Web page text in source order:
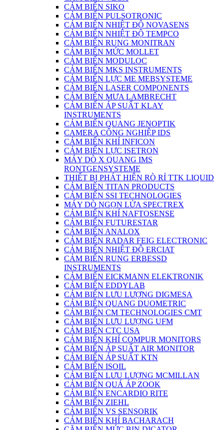
CẢM BIẾN SIKO
CẢM BIẾN PULSOTRONIC
CẢM BIẾN NHIỆT ĐỘ NOVASENS
CẢM BIẾN NHIỆT ĐỘ TEMPCO
CẢM BIẾN RUNG MONITRAN
CẢM BIẾN MỨC MOLLET
CẢM BIẾN MODULOC
CẢM BIẾN MKS INSTRUMENTS
CẢM BIẾN LỰC ME MEBSYSTEME
CẢM BIẾN LASER COMPONENTS
CẢM BIẾN MƯA LAMBRECHT
CẢM BIẾN ÁP SUẤT KLAY
INSTRUMENTS
CẢM BIẾN QUANG JENOPTIK
CAMERA CÔNG NGHIỆP IDS
CẢM BIẾN KHÍ INFICON
CẢM BIẾN LỰC ISETRON
MÁY DÒ X QUANG IMS
RONTGENSYSTEME
THIẾT BỊ PHÁT HIỆN RÒ RỈ TTK LIQUID
CẢM BIẾN TITAN PRODUCTS
CẢM BIẾN SSI TECHNOLOGIES
MÁY DÒ NGỌN LỬA SPECTREX
CẢM BIẾN KHÍ NAFTOSENSE
CẢM BIẾN FUTURESTAR
CẢM BIẾN ANALOX
CẢM BIẾN RADAR FEIG ELECTRONIC
CẢM BIẾN NHIỆT ĐỘ ERCIAT
CẢM BIẾN RUNG ERBESSD
INSTRUMENTS
CẢM BIẾN EICKMANN ELEKTRONIK
CẢM BIẾN EDDYLAB
CẢM BIẾN LƯU LƯỢNG DIGMESA
CẢM BIÊN QUANG DUOMETRIC
CẢM BIẾN CM TECHNOLOGIES CMT
CẢM BIẾN LƯU LƯỢNG UFM
CẢM BIẾN CTC USA
CẢM BIẾN KHÍ COMPUR MONITORS
CẢM BIẾN ÁP SUẤT AIR MONITOR
CẢM BIẾN ÁP SUẤT KTN
CẢM BIẾN ISOIL
CẢM BIẾN LƯU LƯỢNG MCMILLAN
CẢM BIẾN QUÁ ÁP ZOOK
CẢM BIẾN ENCARDIO RITE
CẢM BIẾN ZIEHL
CẢM BIẾN VS SENSORIK
CẢM BIẾN KHÍ BACHARACH